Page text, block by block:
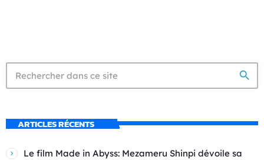
search
ARTICLES RÉCENTS
Le film Made in Abyss: Mezameru Shinpi dévoile sa